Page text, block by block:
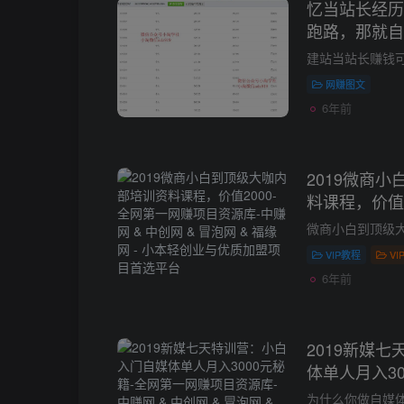
忆当站长经
跑路，那就
网赚图文
6年前
2019微商小
料课程，价
VIP教程
6年前
2019新媒七
体单人月入